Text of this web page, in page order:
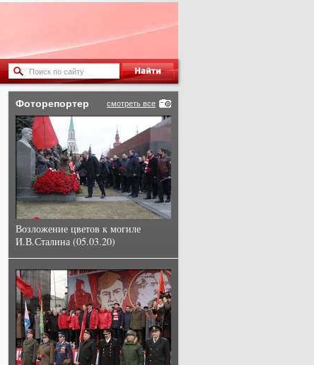
смотреть все
Фоторепортер
Возложение цветов к могиле
И.В.Сталина (05.03.20)